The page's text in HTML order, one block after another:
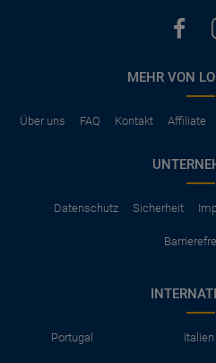
Parkhäuser, Maut, Steuern,
Kindersitze, GPS, Schneeketten
MEHR VON
Über uns FAQ Kontakt Affiliate
Datenschutz Sicherheit
Portugal Italien